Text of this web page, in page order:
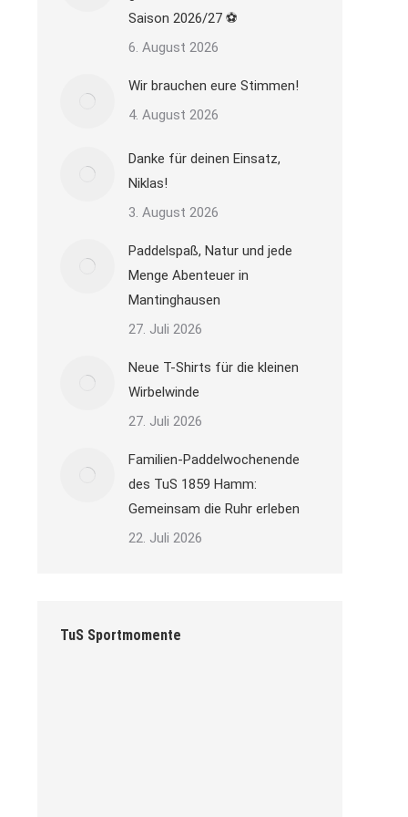
Saison 2026/27 ⚽
6. August 2026
Wir brauchen eure Stimmen!
4. August 2026
Danke für deinen Einsatz,
Niklas!
3. August 2026
Paddelspaß, Natur und jede
Menge Abenteuer in
Mantinghausen
27. Juli 2026
Neue T-Shirts für die kleinen
Wirbelwinde
27. Juli 2026
Familien-Paddelwochenende
des TuS 1859 Hamm:
Gemeinsam die Ruhr erleben
22. Juli 2026
TuS Sportmomente